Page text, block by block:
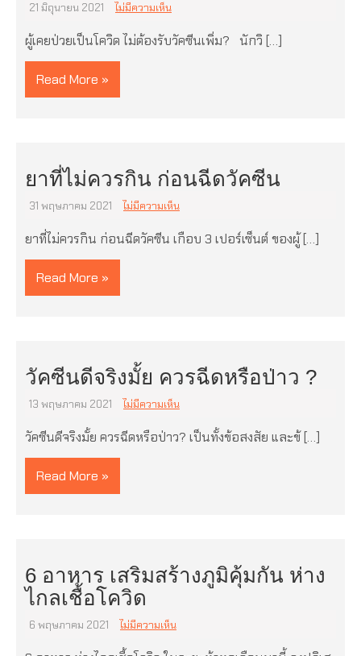
21 มิถุนายน 2021 ไม่มีความเห็น
ผู้เคยป่วยเป็นโควิด ไม่ต้องรับวัคซีนเพิ่ม? นักวิ […]
Read More »
ยาที่ไม่ควรกิน ก่อนฉีดวัคซีน
31 พฤษภาคม 2021 ไม่มีความเห็น
ยาที่ไม่ควรกิน ก่อนฉีดวัคซีน เกือบ 3 เปอร์เซ็นต์ ของผู้ […]
Read More »
วัคซีนดีจริงมั้ย ควรฉีดหรือป่าว ?
13 พฤษภาคม 2021 ไม่มีความเห็น
วัคซีนดีจริงมั้ย ควรฉีดหรือป่าว? เป็นทั้งข้อสงสัย และข้ […]
Read More »
6 อาหาร เสริมสร้างภูมิคุ้มกัน ห่าง
ไกลเชื้อโควิด
6 พฤษภาคม 2021 ไม่มีความเห็น